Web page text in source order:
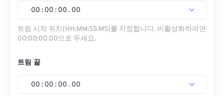
00 : 00 : 00 . 00
트림 시작 위치(HH:MM:SS.MS)를 지정합니다. 비활성화하려면
00:00:00.00으로 두세요.
트림 끝
00 : 00 : 00 . 00